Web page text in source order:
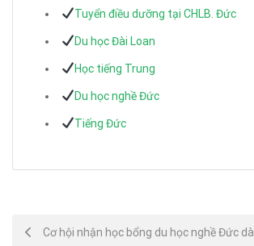
Tuyển điều dưỡng tại CHLB. Đức
Du học Đài Loan
Học tiếng Trung
Du học nghề Đức
Tiếng Đức
PostCơ hội nhận học bổng du học nghề Đức